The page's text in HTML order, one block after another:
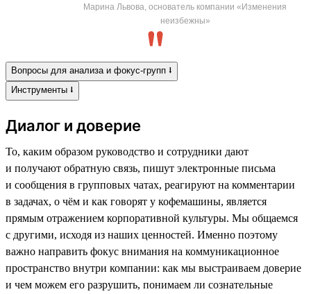
Марина Львова, основатель компании «Изменения
неизбежны»
Вопросы для анализа и фокус-групп ⭣
Инструменты ⭣
Диалог и доверие
То, каким образом руководство и сотрудники дают
и получают обратную связь, пишут электронные письма
и сообщения в групповых чатах, реагируют на комментарии
в задачах, о чём и как говорят у кофемашины, является
прямым отражением корпоративной культуры. Мы общаемся
с другими, исходя из наших ценностей. Именно поэтому
важно направить фокус внимания на коммуникационное
пространство внутри компании: как мы выстраиваем доверие
и чем можем его разрушить, понимаем ли сознательные